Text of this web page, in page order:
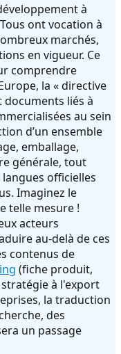
à
ont vocation à
marchés,
en vigueur. Ce
comprendre
la « directive
documents liés à
au sein
d’un ensemble
emballage,
générale, tout
officielles
Imaginez le
telle mesure !
acteurs
au-delà de ces
contenus de
(fiche produit,
à l'export
la traduction
des
un passage